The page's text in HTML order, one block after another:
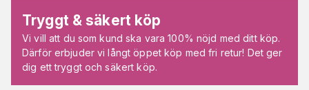
Tryggt & säkert köp
Vi vill att du som kund ska vara 100% nöjd med ditt köp.
Därför erbjuder vi långt öppet köp med fri retur! Det ger
dig ett tryggt och säkert köp.